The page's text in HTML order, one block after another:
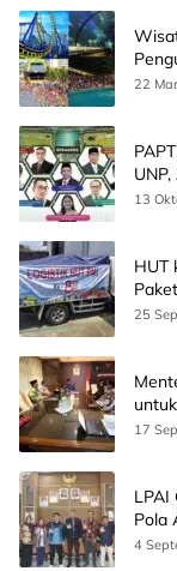
22
13
HUT
25
17
LPAI
Pola
Ini
4